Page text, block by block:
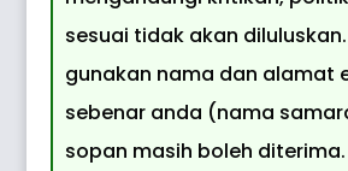
sesuai tidak akan
gunakan nama dan alamat
sebenar anda (nama
sopan masih boleh diterima.